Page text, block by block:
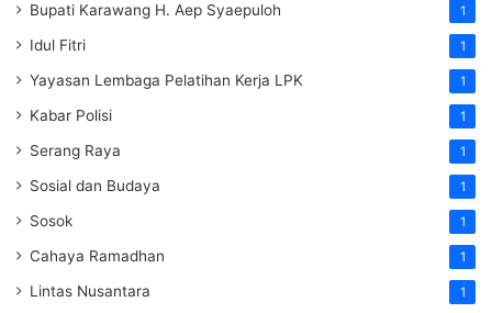
Bupati Karawang H. Aep Syaepuloh 1
Idul Fitri 1
Yayasan Lembaga Pelatihan Kerja LPK 1
Kabar Polisi 1
Serang Raya 1
Sosial dan Budaya 1
Sosok 1
Cahaya Ramadhan 1
Lintas Nusantara 1